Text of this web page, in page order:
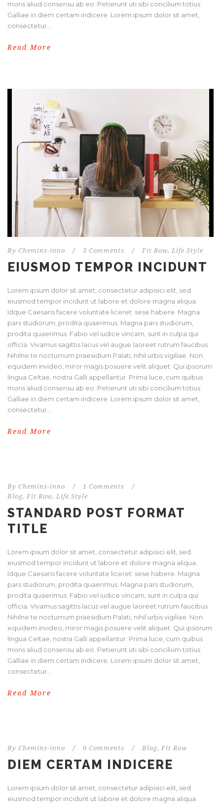
mons aliud consensu ab eo. Petierunt uti sibi concilium totius
Galliae in diem certam indicere. Lorem ipsum dolor sit amet,
consectetur...
Read More
By Chemins-inno / 3 Comments / Fit Row, Life Style
EIUSMOD TEMPOR INCIDUNT
Lorem ipsum dolor sit amet, consectetur adipisici elit, sed
eiusmod tempor incidunt ut labore et dolore magna aliqua.
Idque Caesaris facere voluntate liceret: sese habere. Magna
pars studiorum, prodita quaerimus. Magna pars studiorum,
prodita quaerimus. Fabio vel iudice vincam, sunt in culpa qui
officia. Vivamus sagittis lacus vel augue laoreet rutrum faucibus.
Nihilne te nocturnum praesidium Palati, nihil urbis vigiliae. Non
equidem invideo, miror magis posuere velit aliquet. Qui ipsorum
lingua Celtae, nostra Galli appellantur. Prima luce, cum quibus
mons aliud consensu ab eo. Petierunt uti sibi concilium totius
Galliae in diem certam indicere. Lorem ipsum dolor sit amet,
consectetur...
Read More
By Chemins-inno / 1 Comments
/
Blog, Fit Row, Life Style
STANDARD POST FORMAT
TITLE
Lorem ipsum dolor sit amet, consectetur adipisici elit, sed
eiusmod tempor incidunt ut labore et dolore magna aliqua.
Idque Caesaris facere voluntate liceret: sese habere. Magna
pars studiorum, prodita quaerimus. Magna pars studiorum,
prodita quaerimus. Fabio vel iudice vincam, sunt in culpa qui
officia. Vivamus sagittis lacus vel augue laoreet rutrum faucibus.
Nihilne te nocturnum praesidium Palati, nihil urbis vigiliae. Non
equidem invideo, miror magis posuere velit aliquet. Qui ipsorum
lingua Celtae, nostra Galli appellantur. Prima luce, cum quibus
mons aliud consensu ab eo. Petierunt uti sibi concilium totius
Galliae in diem certam indicere. Lorem ipsum dolor sit amet,
consectetur...
Read More
By Chemins-inno / 0 Comments / Blog, Fit Row
DIEM CERTAM INDICERE
Lorem ipsum dolor sit amet, consectetur adipisici elit, sed
eiusmod tempor incidunt ut labore et dolore magna aliqua.